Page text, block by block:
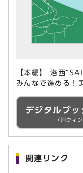
【本編】 洛西
みんなで進める！
デジタルブッ
（別ウィ
関連リンク